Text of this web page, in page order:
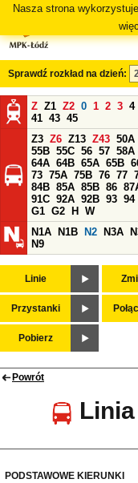
Nasza strona
Sprawdź rozkład na dzień:
Z Z1 Z2 0 1 2 3 4
41 43 45
Z3 Z6 Z13 Z43 50A
55B 55C 56 57 58A
64A 64B 65A 65B
73 75A 75B 76 77
84B 85A 85B 86
91C 92A 92B 93 94
G1 G2 H
W
N1A
N1B N2 N3A
N9
Linie
Przystanki
Pobierz
Powrót
Linia
PODSTAWOWE KIERUNKI